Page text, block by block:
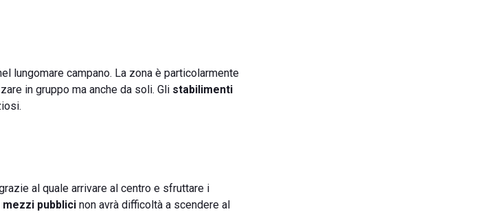
lungomare campano. La zona è particolarmente
in gruppo ma anche da soli. Gli stabilimenti
al quale arrivare al centro e sfruttare i
mezzi pubblici non avrà difficoltà a scendere al